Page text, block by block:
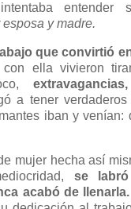
entender
y madre.
que convirtió
con ella vivieron
a tener verdaderos
iban y venían:
mujer hecha así
se
acabó de llenarla.